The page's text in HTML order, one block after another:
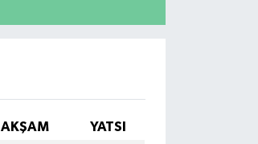
AKŞAM
YATSI